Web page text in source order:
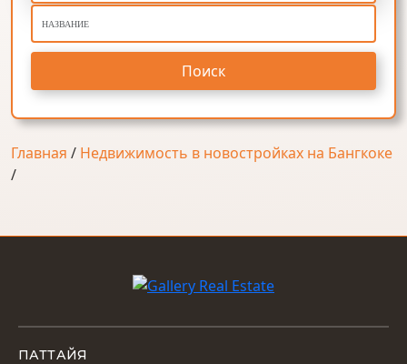
Поиск
Главная / Недвижимость в новостройках на Бангкоке
/
ПАТТАЙЯ